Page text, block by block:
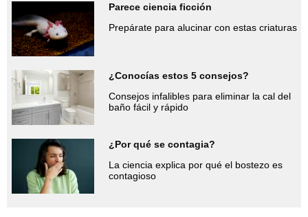
Parece ciencia ficción
Prepárate para alucinar con estas criaturas
¿Conocías estos 5 consejos?
Consejos infalibles para eliminar la cal del
baño fácil y rápido
¿Por qué se contagia?
La ciencia explica por qué el bostezo es
contagioso